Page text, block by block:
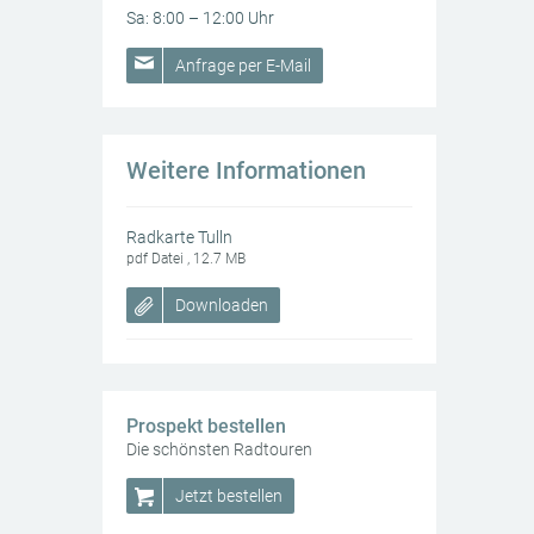
Sa: 8:00 – 12:00 Uhr
Anfrage per E-Mail
Weitere Informationen
Radkarte Tulln
pdf Datei , 12.7 MB
Downloaden
Prospekt bestellen
Die schönsten Radtouren
Jetzt bestellen